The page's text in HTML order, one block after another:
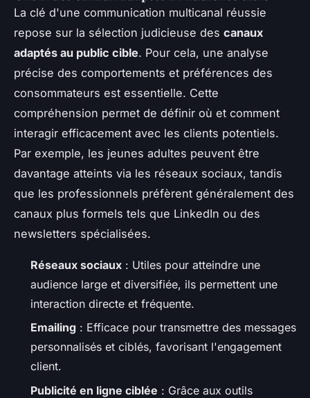
La clé d'une communication multicanal réussie
repose sur la sélection judicieuse des canaux
adaptés au public cible. Pour cela, une analyse
précise des comportements et préférences des
consommateurs est essentielle. Cette
compréhension permet de définir où et comment
interagir efficacement avec les clients potentiels.
Par exemple, les jeunes adultes peuvent être
davantage atteints via les réseaux sociaux, tandis
que les professionnels préfèrent généralement des
canaux plus formels tels que LinkedIn ou des
newsletters spécialisées.
Réseaux sociaux : Utiles pour atteindre une
audience large et diversifiée, ils permettent une
interaction directe et fréquente.
Emailing : Efficace pour transmettre des messages
personnalisés et ciblés, favorisant l'engagement
client.
Publicité en ligne ciblée : Grâce aux outils